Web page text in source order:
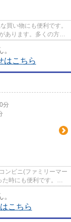
買い物にも便利です。
あります。多くの方に
はこちら
分
ンビニ(ファミリーマー
時にも便利です。シ
こちら